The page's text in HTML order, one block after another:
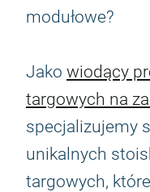
modułowe?
Jako wiodący
targowych na
specjalizujemy
unikalnych
targowych,